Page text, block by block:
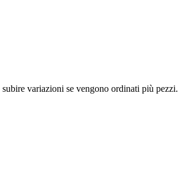
variazioni se vengono ordinati più pezzi.